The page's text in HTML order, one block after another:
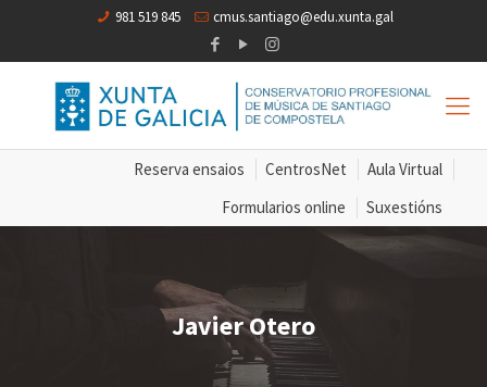
981 519 845 cmus.santiago@edu.xunta.gal
Reserva ensaios CentrosNet
Aula Virtual
Formularios online
Suxestións
Javier Otero